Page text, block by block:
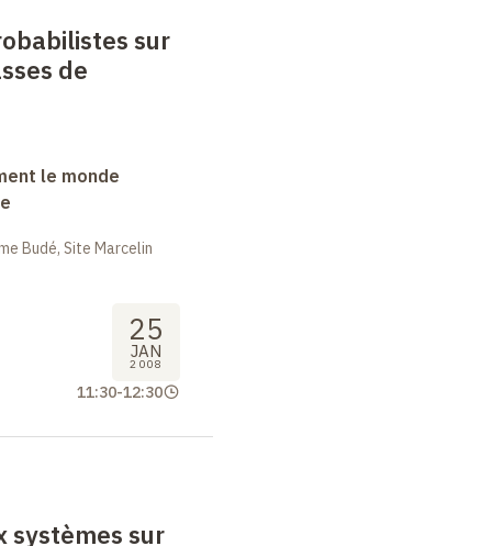
sur
de
le monde
Budé, Site Marcelin
25
JAN
2008
11:30-12:30
systèmes sur